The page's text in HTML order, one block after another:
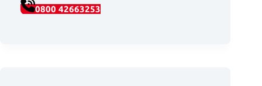
0800 42663253